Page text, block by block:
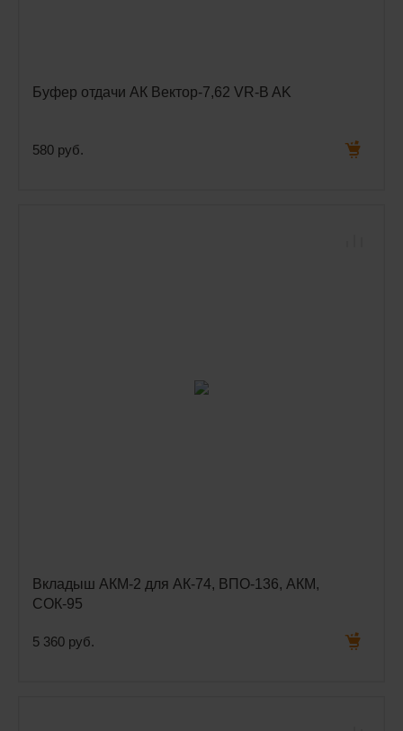
Буфер отдачи АК Вектор-7,62 VR-B AK
580 руб.
Вкладыш АКМ-2 для АК-74, ВПО-136, АКМ,
СОК-95
5 360 руб.